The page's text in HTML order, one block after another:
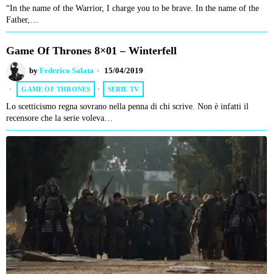
“In the name of the Warrior, I charge you to be brave. In the name of the
Father,…
Game Of Thrones 8×01 – Winterfell
by Federico Salata 15/04/2019
GAME OF THRONES · SERIE TV
Lo scetticismo regna sovrano nella penna di chi scrive. Non è infatti il
recensore che la serie voleva…